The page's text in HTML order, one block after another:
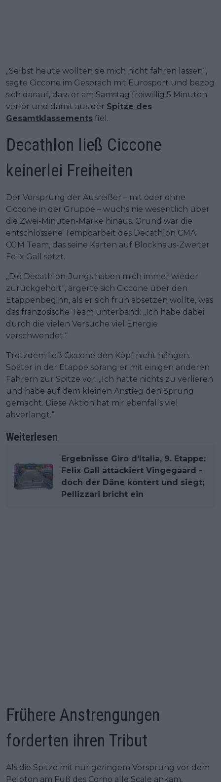
„Selbst heute wollten sie mich nicht fahren lassen“,
sagte Ciccone im Gespräch mit Eurosport und bezog
sich darauf, dass er am Samstag freiwillig 5 Minuten
verlor und damit aus der Spitze des
Gesamtklassements fiel.
Decathlon ließ Ciccone
keinerlei Freiheiten
Der Vorsprung der Ausreißer – mit oder ohne
Ciccone in der Gruppe – wuchs nie wesentlich über
die Zwei-Minuten-Marke hinaus. Grund war die
entschlossene Tempoarbeit des Decathlon CMA
CGM Team, das seine Karten auf Blockhaus-Zweiter
Felix Gall setzt.
„Die Decathlon-Jungs haben mich immer wieder
zurückgeholt“, ärgerte sich Ciccone über den
Etappenbeginn, als er sich früh absetzen wollte, was
das französische Team unterband: „Ich habe dabei
durch die vielen Versuche viel Energie
verschwendet.“
Trotzdem ließ Ciccone den Kopf nicht hängen.
Später in der Etappe sprang er mit einigen anderen
Fahrern zur Spitze vor. „Ich hatte nichts zu verlieren
und habe auf dem kleinen Anstieg den Sprung
gemacht. Diese Aktion hat mir ebenfalls viel
abverlangt.“
Weiterlesen
Ergebnisse Giro d'Italia, 9. Etappe:
Felix Gall attackiert Vingegaard -
doch der Däne kontert und siegt;
Pellizzari bricht ein
Frühere Anstrengungen
forderten ihren Tribut
Als die Spitze mit nur geringem Vorsprung vor dem
Peloton am Fuß des Corno alle Scale ankam,